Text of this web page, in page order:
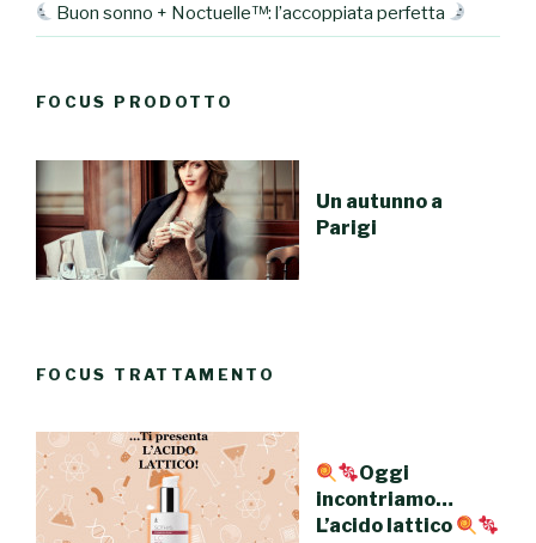
Buon sonno + Noctuelle™: l’accoppiata perfetta
FOCUS PRODOTTO
Un autunno a
Parigi
FOCUS TRATTAMENTO
Oggi
incontriamo…
L’acido lattico